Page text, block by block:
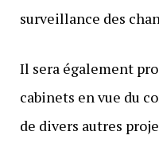
surveillance des
Il sera également
cabinets en vue du
de divers autres